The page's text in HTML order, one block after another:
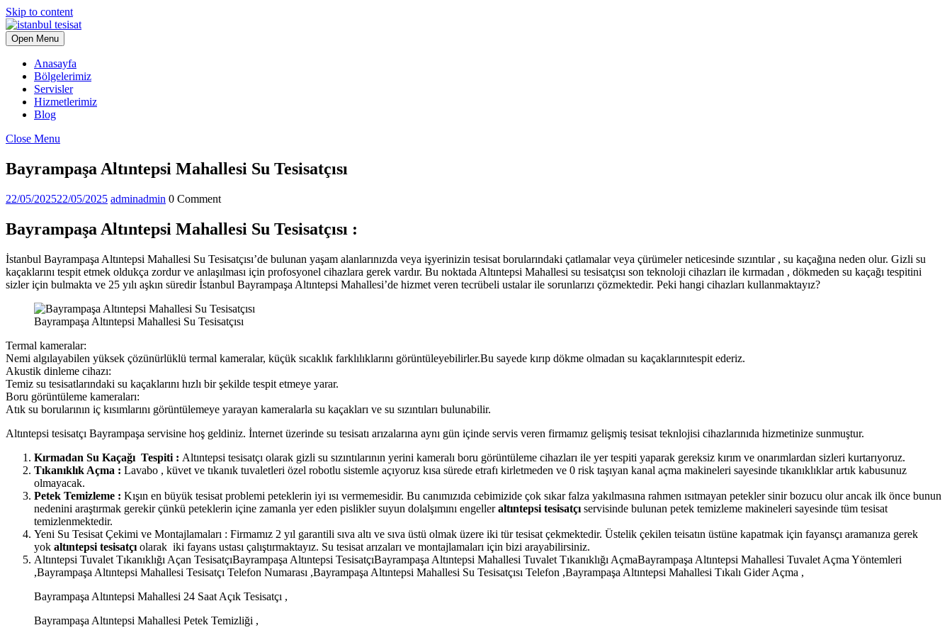
Skip to content
Open Menu
Anasayfa
Bölgelerimiz
Servisler
Hizmetlerimiz
Blog
Close Menu
Bayrampaşa Altıntepsi Mahallesi Su Tesisatçısı
22/05/202522/05/2025 adminadmin 0 Comment
Bayrampaşa Altıntepsi Mahallesi Su Tesisatçısı :
İstanbul Bayrampaşa Altıntepsi Mahallesi Su Tesisatçısı’de bulunan yaşam alanlarınızda veya işyerinizin tesisat borularındaki çatlamalar veya çürümeler neticesinde sızıntılar , su kaçağına neden olur. Gizli su
kaçaklarını tespit etmek oldukça zordur ve anlaşılması için profosyonel cihazlara gerek vardır. Bu noktada Altıntepsi Mahallesi su tesisatçısı son teknoloji cihazları ile kırmadan , dökmeden su kaçağı tespitini
sizler için bulmakta ve 25 yılı aşkın süredir İstanbul Bayrampaşa Altıntepsi Mahallesi’de hizmet veren tecrübeli ustalar ile sorunlarızı çözmektedir. Peki hangi cihazları kullanmaktayız?
Bayrampaşa Altıntepsi Mahallesi Su Tesisatçısı
Termal kameralar:
Nemi algılayabilen yüksek çözünürlüklü termal kameralar, küçük sıcaklık farklılıklarını görüntüleyebilirler.Bu sayede kırıp dökme olmadan su kaçaklarınıtespit ederiz.
Akustik dinleme cihazı:
Temiz su tesisatlarındaki su kaçaklarını hızlı bir şekilde tespit etmeye yarar.
Boru görüntüleme kameraları:
Atık su borularının iç kısımlarını görüntülemeye yarayan kameralarla su kaçakları ve su sızıntıları bulunabilir.
Altıntepsi tesisatçı Bayrampaşa servisine hoş geldiniz. İnternet üzerinde su tesisatı arızalarına aynı gün içinde servis veren firmamız gelişmiş tesisat teknlojisi cihazlarınıda hizmetinize sunmuştur.
Kırmadan Su Kaçağı Tespiti : Altıntepsi tesisatçı olarak gizli su sızıntılarının yerini kameralı boru görüntüleme cihazları ile yer tespiti yaparak gereksiz kırım ve onarımlardan sizleri kurtarıyoruz.
Tıkanıklık Açma : Lavabo , küvet ve tıkanık tuvaletleri özel robotlu sistemle açıyoruz kısa sürede etrafı kirletmeden ve 0 risk taşıyan kanal açma makineleri sayesinde tıkanıklıklar artık kabusunuz
olmayacak.
Petek Temizleme : Kışın en büyük tesisat problemi peteklerin iyi ısı vermemesidir. Bu canımızıda cebimizide çok sıkar falza yakılmasına rahmen ısıtmayan petekler sinir bozucu olur ancak ilk önce bunun
nedenini araştırmak gerekir çünkü peteklerin içine zamanla yer eden pislikler suyun dolalşımını engelleraltıntepsi tesisatçı servisinde bulunan petek temizleme makineleri sayesinde tüm tesisat
temizlenmektedir.
Yeni Su Tesisat Çekimi ve Montajlamaları : Firmamız 2 yıl garantili sıva altı ve sıva üstü olmak üzere iki tür tesisat çekmektedir. Üstelik çekilen teisatın üstüne kapatmak için fayansçı aramanıza gerek
yok altıntepsi tesisatçı olarak iki fayans ustası çalıştırmaktayız. Su tesisat arızaları ve montajlamaları için bizi arayabilirsiniz.
Altıntepsi Tuvalet Tıkanıklığı Açan TesisatçıBayrampaşa Altıntepsi TesisatçıBayrampaşa Altıntepsi Mahallesi Tuvalet Tıkanıklığı AçmaBayrampaşa Altıntepsi Mahallesi Tuvalet Açma Yöntemleri
,Bayrampaşa Altıntepsi Mahallesi Tesisatçı Telefon Numarası ,Bayrampaşa Altıntepsi Mahallesi Su Tesisatçısı Telefon ,Bayrampaşa Altıntepsi Mahallesi Tıkalı Gider Açma ,
Bayrampaşa Altıntepsi Mahallesi 24 Saat Açık Tesisatçı ,
Bayrampaşa Altıntepsi Mahallesi Petek Temizliği ,